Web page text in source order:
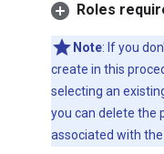
Roles
Note: If you
create in this
selecting an
you can delete the
associated with the